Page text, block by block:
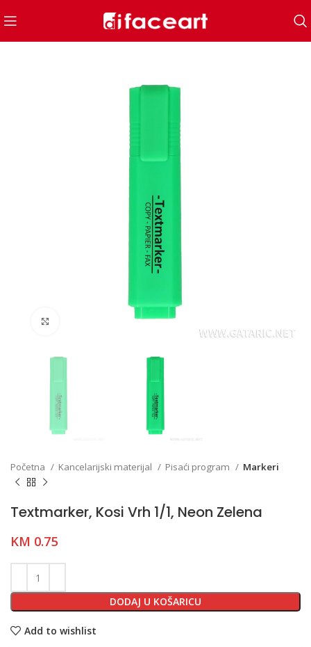
Početna Kancelarijski materijal Pisaći program Markeri
Textmarker, Kosi Vrh 1/1, Neon Zelena
KM 0.75
DODAJ U KOŠARICU
Add to wishlist